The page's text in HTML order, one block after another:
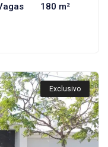
180 m²
Exclusivo